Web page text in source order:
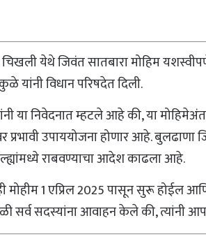
येथे जिवंत सातबारा मोहिम
यांनी विधान परिषदेत दिली.
या निवेदनात म्हटले आहे की, या
उपाययोजना होणार आहे. बुलढाणा
राबवण्याचा आदेश काढला आहे.
मोहीम 1 एप्रिल 2025 पासून सुरू होईल
सर्व सदस्यांना आवाहन केले की, त्यांनी